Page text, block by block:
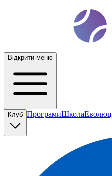
Відкрити меню
Клуб ПрограмиШкола